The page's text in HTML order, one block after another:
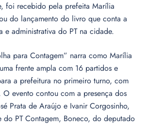
foi recebido pela prefeita Marília
do lançamento do livro que conta a
e administrativa do PT na cidade.
para Contagem” narra como Marília
frente ampla com 16 partidos e
a prefeitura no primeiro turno, com
evento contou com a presença dos
Prata de Araújo e Ivanir Corgosinho,
do PT Contagem, Boneco, do deputado